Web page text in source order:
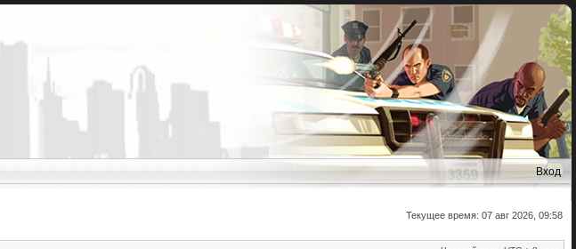
Вход
Текущее время: 07 авг 2026, 09:58